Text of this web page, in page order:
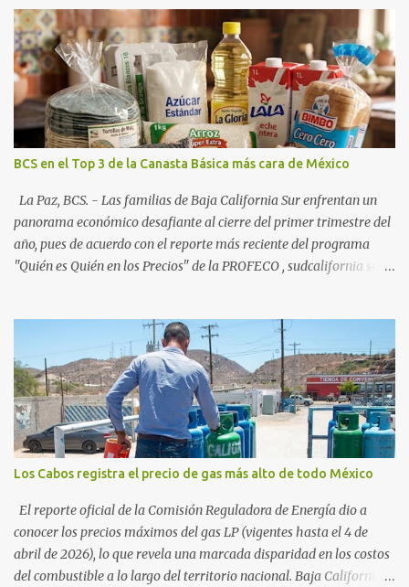
una derrama económica sin precedentes. Las proyecciones para
este periodo vacacional son optimistas, con un promedio estatal
que supera el 70% . Sin embargo, la sorpresa del año la ha dado el
norte del estado. Comondú encabeza las expectativas con un
impresionante 89% de ocupación, impulsado por el interés
creciente en el turismo de naturaleza. Le siguen destinos
consolidados y emergentes: Los Cabos: 72% promedio (esperando
picos del 79% en Año Nuevo). La Paz: 66%. Loreto: 58%. Mulegé:
54%. "Estamos viendo un fenómeno de diversificación. Ya no solo
vienen por el lujo de Los Cabos, sino por la aut...
BCS en el Top 3 de la Canasta Básica más cara de México
La Paz, BCS. - Las familias de Baja California Sur enfrentan un
panorama económico desafiante al cierre del primer trimestre del
año, pues de acuerdo con el reporte más reciente del programa
"Quién es Quién en los Precios" de la PROFECO , sudcalifornia se
datos correspondientes al cierre de marzo y la primera semana de
abril revelan que adquirir el paquete de los 24 productos
esenciales alcanzó un precio de 942.50 pesos en la ciudad de La Paz
. Este monto fue detectado específicamente en el establecimiento
Bodega Aurrera ubicado en el fraccionamiento Camino Real,
superando la barrera de los 910 pesos establecida como meta por
el gobierno federal en el Paquete Contra la Inflación y la Carestía
(PACIC). Dentro del análisis por zonas geográficas, la entidad se
ubica en la región Centro-Norte , que comparte con estados como
Aguascaliente...
Los Cabos registra el precio de gas más alto de todo México
El reporte oficial de la Comisión Reguladora de Energía dio a
conocer los precios máximos del gas LP (vigentes hasta el 4 de
abril de 2026), lo que revela una marcada disparidad en los costos
del combustible a lo largo del territorio nacional. Baja California